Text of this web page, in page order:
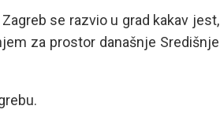
se razvio u grad kakav jest,
za prostor današnje Središnje